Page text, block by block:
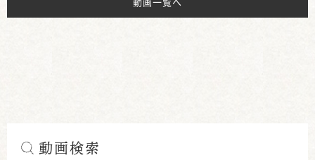
動画一覧へ
動画検索